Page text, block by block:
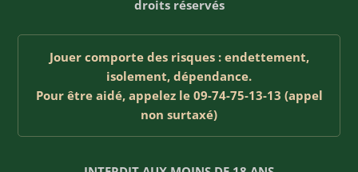
droits réservés
Jouer comporte des risques : endettement,
isolement, dépendance.
Pour être aidé, appelez le 09-74-75-13-13 (appel
non surtaxé)